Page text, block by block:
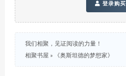
登录购买
我们相聚，见证阅读的力量！
相聚书屋 » 《奥斯坦德的梦想家》